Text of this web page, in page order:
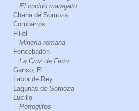
El cocido maragato
Chana de Somoza
Combarros
Filiel
Minería romana
Foncebadón
La Cruz de Ferro
Ganso, El
Labor de Rey
Lagunas de Somoza
Lucillo
Petroglifos